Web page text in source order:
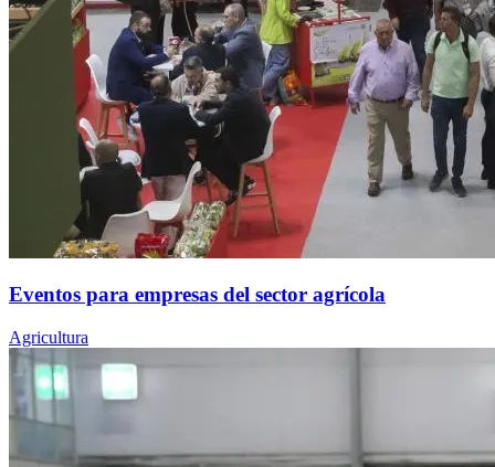
Eventos para empresas del sector agrícola
Agricultura